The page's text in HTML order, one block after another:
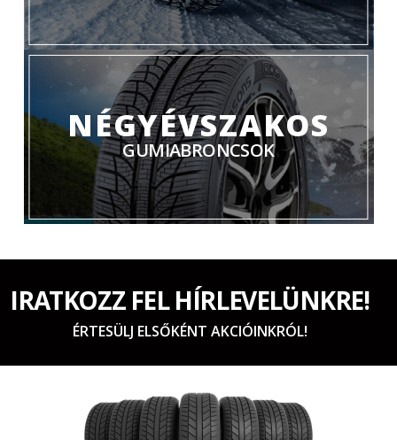
NÉGYÉVSZAKOS
GUMIABRONCSOK
IRATKOZZ FEL HÍRLEVELÜNKRE!
ÉRTESÜLJ ELSŐKÉNT AKCIÓINKRÓL!